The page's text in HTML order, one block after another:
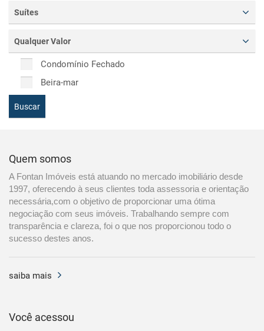
Suítes
Qualquer Valor
Condomínio Fechado
Beira-mar
Buscar
Quem somos
A Fontan Imóveis está atuando no mercado imobiliário desde
1997, oferecendo à seus clientes toda assessoria e orientação
necessária,com o objetivo de proporcionar uma ótima
negociação com seus imóveis. Trabalhando sempre com
transparência e clareza, foi o que nos proporcionou todo o
sucesso destes anos.
saiba mais
Você acessou